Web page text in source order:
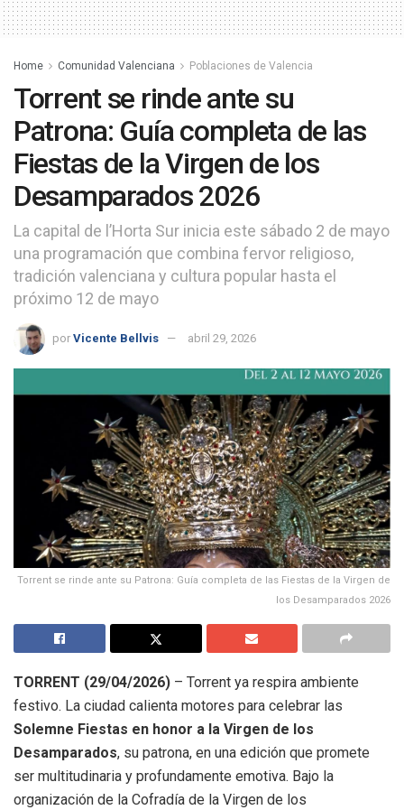
Home Comunidad Valenciana Poblaciones de Valencia
Torrent se rinde ante su
Patrona: Guía completa de las
Fiestas de la Virgen de los
Desamparados 2026
La capital de l’Horta Sur inicia este sábado 2 de mayo
una programación que combina fervor religioso,
tradición valenciana y cultura popular hasta el
próximo 12 de mayo
por Vicente Bellvis abril 29, 2026
Torrent se rinde ante su Patrona: Guía completa de las Fiestas de la Virgen de
los Desamparados 2026
TORRENT (29/04/2026) – Torrent ya respira ambiente
festivo. La ciudad calienta motores para celebrar las
Solemne Fiestas en honor a la Virgen de los
Desamparados, su patrona, en una edición que promete
ser multitudinaria y profundamente emotiva. Bajo la
organización de la Cofradía de la Virgen de los